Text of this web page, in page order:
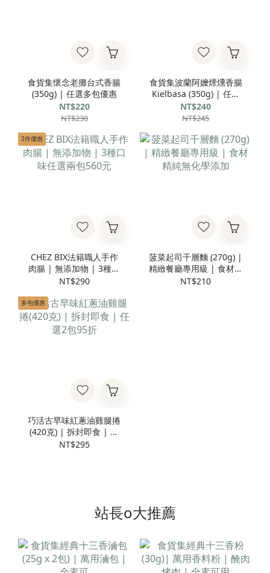
食貨集懷念老攤台式香腸
(350g) | 任選多包優惠
NT$220
NT$230
食貨集波蘭阿嬤煙燻香腸
Kielbasa (350g) | 任選
多包優惠
NT$240
NT$245
2件優惠
CHEZ BIX法籍職人手作
肉腸 | 無添加物 | 3種口
味任選兩包560元
NT$290
菠菜起司千層麵 (270g) |
精緻餐廳專用級 | 食材精
純無化學添加
NT$210
多包優惠
巧活古早味紅蔥油雞腿捲
(420克) | 拆封即食 | 任
選2包95折
NT$295
站長o大推薦